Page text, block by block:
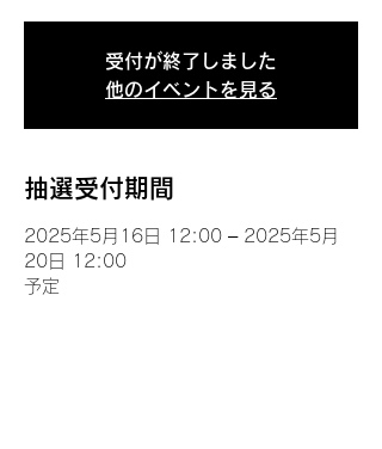
受付が終了しました
他のイベントを見る
抽選受付期間
2025年5月16日 12:00 – 2025年5月
20日 12:00
予定